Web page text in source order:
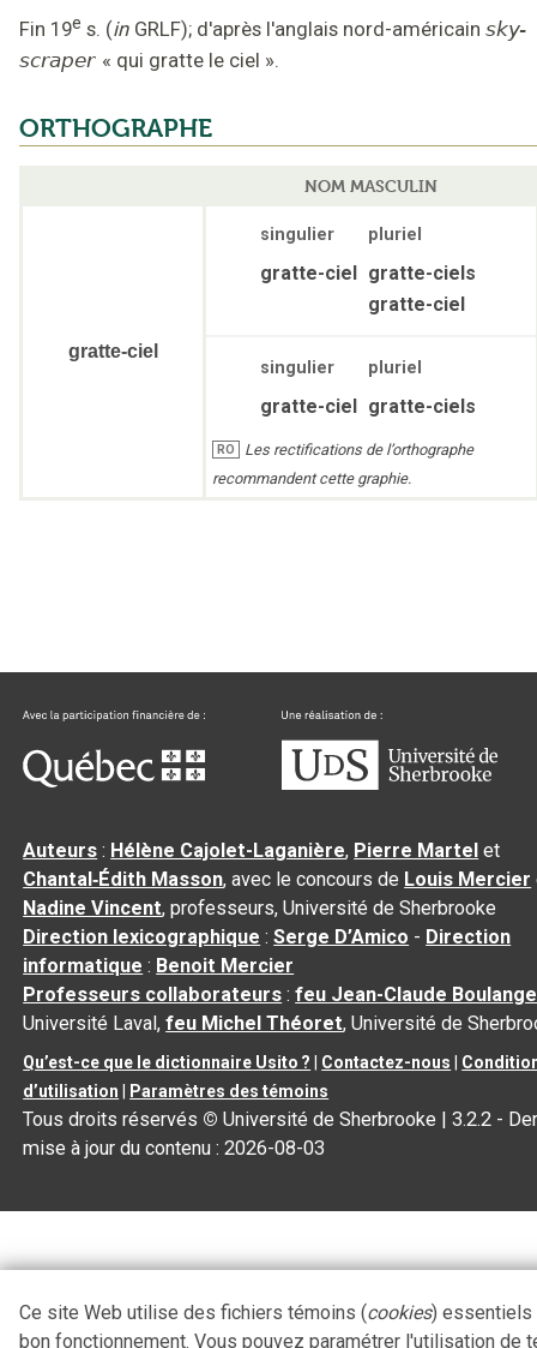
Fin 19e s. (in GRLF); d'après l'anglais nord-américain sky-
scraper « qui gratte le ciel ».
ORTHOGRAPHE
NOM MASCULIN
gratte-ciel
singulier pluriel
gratte-ciel gratte-ciels
gratte-ciel
singulier pluriel
gratte-ciel gratte-ciels
RO
Les rectifications de l’orthographe
recommandent cette graphie.
Auteurs : Hélène Cajolet-Laganière, Pierre Martel et
Chantal‑Édith Masson, avec le concours de Louis Mercier
Nadine Vincent, professeurs, Université de Sherbrooke
Direction lexicographique :Serge D’Amico - Direction
informatique : Benoit Mercier
Professeurs collaborateurs :feu Jean-Claude
Université Laval,feu Michel Théoret, Université de
Qu’est-ce que le dictionnaire Usito ? Contactez-nous
d’utilisation
Paramètres des témoins
Tous droits réservés © Université de Sherbrooke |3.2.2 -
mise à jour du contenu :2026-08-03
Ce site Web utilise des fichiers témoins (cookies) essentiels
bon fonctionnement. Vous pouvez paramétrer l'utilisation de